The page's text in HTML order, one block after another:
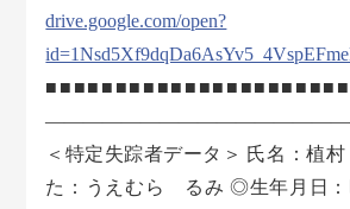
drive.google.com/open?
＜特定失踪者データ＞ 氏名：植
た：うえむら るみ ◎生年月日：